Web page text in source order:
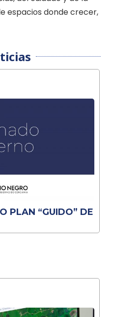
espacios donde crecer,
PLAN “GUIDO” DE